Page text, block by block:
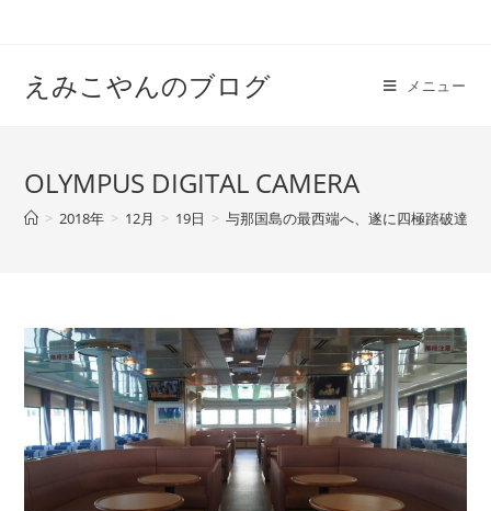
えみこやんのブログ メニュー
OLYMPUS DIGITAL CAMERA
> 2018年 > 12月 > 19日 > 与那国島の最西端へ、遂に四極踏破達成